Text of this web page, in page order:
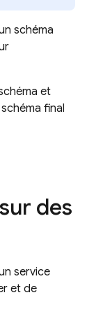
schéma
et
final
des
service
et de